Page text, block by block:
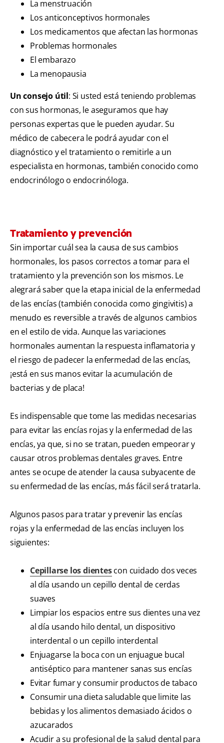
La menstruación
Los anticonceptivos hormonales
Los medicamentos que afectan las hormonas
Problemas hormonales
El embarazo
La menopausia
Un consejo útil: Si usted está teniendo problemas
con sus hormonas, le aseguramos que hay
personas expertas que le pueden ayudar. Su
médico de cabecera le podrá ayudar con el
diagnóstico y el tratamiento o remitirle a un
especialista en hormonas, también conocido como
endocrinólogo o endocrinóloga.
Tratamiento y prevención
Sin importar cuál sea la causa de sus cambios
hormonales, los pasos correctos a tomar para el
tratamiento y la prevención son los mismos. Le
alegrará saber que la etapa inicial de la enfermedad
de las encías (también conocida como gingivitis) a
menudo es reversible a través de algunos cambios
en el estilo de vida. Aunque las variaciones
hormonales aumentan la respuesta inflamatoria y
el riesgo de padecer la enfermedad de las encías,
¡está en sus manos evitar la acumulación de
bacterias y de placa!
Es indispensable que tome las medidas necesarias
para evitar las encías rojas y la enfermedad de las
encías, ya que, si no se tratan, pueden empeorar y
causar otros problemas dentales graves. Entre
antes se ocupe de atender la causa subyacente de
su enfermedad de las encías, más fácil será tratarla.
Algunos pasos para tratar y prevenir las encías
rojas y la enfermedad de las encías incluyen los
siguientes:
Cepillarse los dientescon cuidado dos veces
al día usando un cepillo dental de cerdas
suaves
Limpiar los espacios entre sus dientes una vez
al día usando hilo dental, un dispositivo
interdental o un cepillo interdental
Enjuagarse la boca con un enjuague bucal
antiséptico para mantener sanas sus encías
Evitar fumar y consumir productos de tabaco
Consumir una dieta saludable que limite las
bebidas y los alimentos demasiado ácidos o
azucarados
Acudir a su profesional de la salud dental para